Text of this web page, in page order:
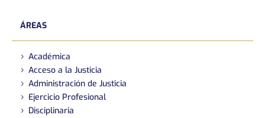
ÁREAS
Académica
Acceso a la Justicia
Administración de Justicia
Ejercicio Profesional
Disciplinaria